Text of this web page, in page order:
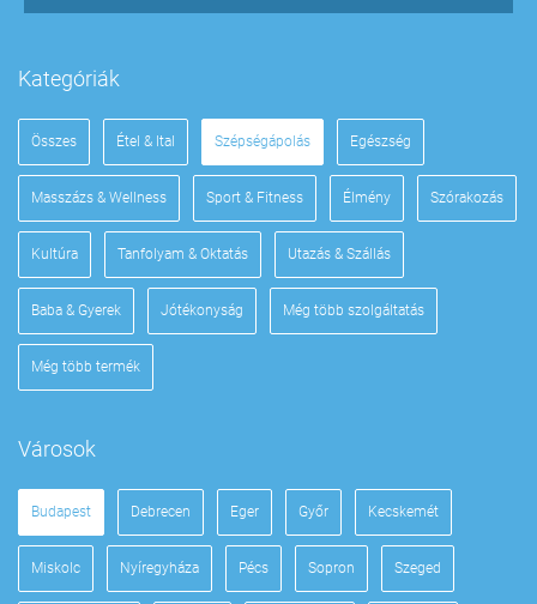
Kategóriák
Összes Étel & Ital Szépségápolás Egészség
Masszázs & Wellness Sport & Fitness Élmény Szórakozás
Kultúra Tanfolyam & Oktatás Utazás & Szállás
Baba & Gyerek Jótékonyság Még több szolgáltatás
Még több termék
Városok
Budapest Debrecen Eger Győr Kecskemét
Miskolc Nyíregyháza Pécs Sopron Szeged